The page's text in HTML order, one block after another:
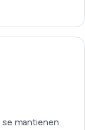
mantienen